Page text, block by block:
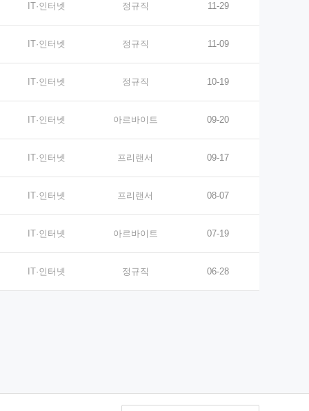
IT·인터넷 정규직 11-29
IT·인터넷 정규직 11-09
IT·인터넷 정규직 10-19
IT·인터넷 아르바이트 09-20
IT·인터넷 프리랜서 09-17
IT·인터넷 프리랜서 08-07
IT·인터넷 아르바이트 07-19
IT·인터넷 정규직 06-28